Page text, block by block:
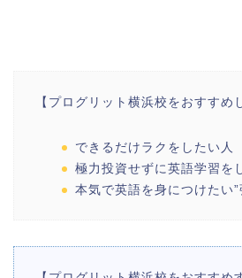
【プログリット横浜校をおすすめ
できるだけラクをしたい人
極力投資せずに英語学習を
本気で英語を身につけたい”